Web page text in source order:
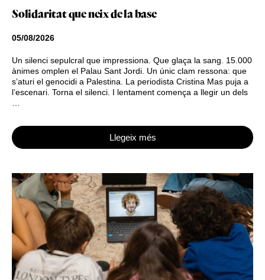
Solidaritat que neix de la base
05/08/2026
Un silenci sepulcral que impressiona. Que glaça la sang. 15.000
ànimes omplen el Palau Sant Jordi. Un únic clam ressona: que
s’aturi el genocidi a Palestina. La periodista Cristina Mas puja a
l’escenari. Torna el silenci. I lentament comença a llegir un dels
Llegeix més